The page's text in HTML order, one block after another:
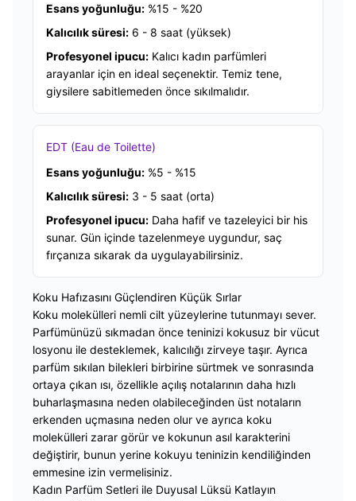
Esans yoğunluğu: %15 - %20
Kalıcılık süresi: 6 - 8 saat (yüksek)
Profesyonel ipucu: Kalıcı kadın parfümleri
arayanlar için en ideal seçenektir. Temiz tene,
giysilere sabitlemeden önce sıkılmalıdır.
EDT (Eau de Toilette)
Esans yoğunluğu: %5 - %15
Kalıcılık süresi: 3 - 5 saat (orta)
Profesyonel ipucu: Daha hafif ve tazeleyici bir his
sunar. Gün içinde tazelenmeye uygundur, saç
fırçanıza sıkarak da uygulayabilirsiniz.
Koku Hafızasını Güçlendiren Küçük Sırlar
Koku molekülleri nemli cilt yüzeylerine tutunmayı sever.
Parfümünüzü sıkmadan önce teninizi kokusuz bir vücut
losyonu ile desteklemek, kalıcılığı zirveye taşır. Ayrıca
parfüm sıkılan bilekleri birbirine sürtmek ve sonrasında
ortaya çıkan ısı, özellikle açılış notalarının daha hızlı
buharlaşmasına neden olabileceğinden üst notaların
erkenden uçmasına neden olur ve ayrıca koku
molekülleri zarar görür ve kokunun asıl karakterini
değiştirir, bunun yerine kokuyu teninizin kendiliğinden
emmesine izin vermelisiniz.
Kadın Parfüm Setleri ile Duyusal Lüksü Katlayın